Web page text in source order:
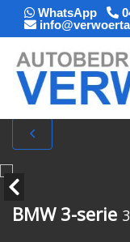
WhatsApp
BMW 3-serie